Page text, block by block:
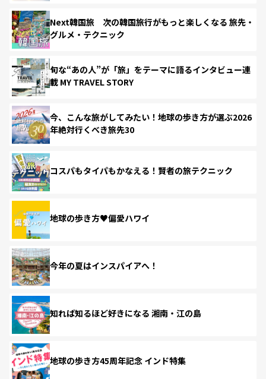
Next韓国旅 次の韓国旅行がもっと楽しくなる 旅先・
グルメ・テクニック
旬な“あの人”が「旅」をテーマに語るインタビュー連
載 MY TRAVEL STORY
今、こんな旅がしてみたい！地球の歩き方が選ぶ2026
年絶対行くべき旅先30
コスパもタイパもかなえる！賢者の旅テクニック
地球の歩き方♥偏愛ハワイ
今年の夏はインスパイアへ！
知れば知るほど好きになる 湘南・江の島
地球の歩き方45周年記念 インド特集